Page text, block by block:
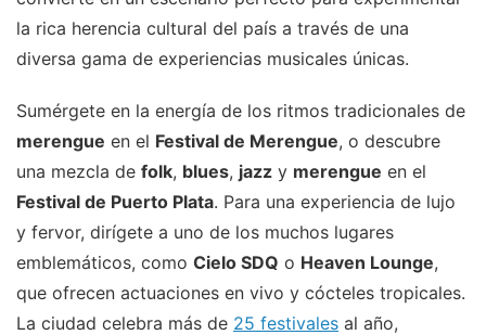
la rica herencia cultural del país a través de una
diversa gama de experiencias musicales únicas.
Sumérgete en la energía de los ritmos tradicionales de
merengue en el Festival de Merengue, o descubre
una mezcla de folk, blues, jazz y merengue en el
Festival de Puerto Plata. Para una experiencia de lujo
y fervor, dirígete a uno de los muchos lugares
emblemáticos, como Cielo SDQ o Heaven Lounge,
que ofrecen actuaciones en vivo y cócteles tropicales.
La ciudad celebra más de 25 festivales al año,